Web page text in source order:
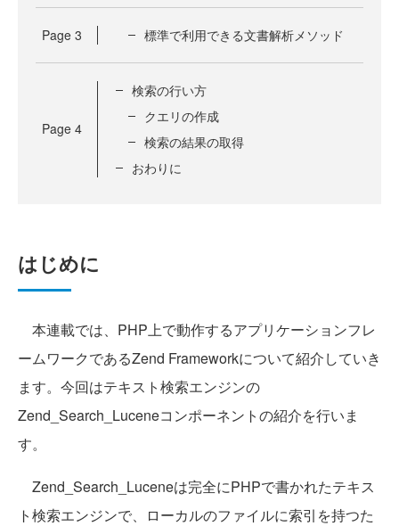
Page 3 標準で利用できる文書解析メソッド
Page 4
検索の行い方
クエリの作成
検索の結果の取得
おわりに
はじめに
本連載では、PHP上で動作するアプリケーションフレ
ームワークであるZend Frameworkについて紹介していき
ます。今回はテキスト検索エンジンの
Zend_Search_Luceneコンポーネントの紹介を行いま
す。
Zend_Search_Luceneは完全にPHPで書かれたテキス
ト検索エンジンで、ローカルのファイルに索引を持つた